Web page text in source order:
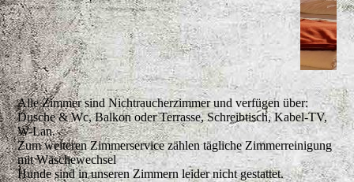
Alle Zimmer sind Nichtraucherzimmer und verfügen über:
Dusche & Wc, Balkon oder Terrasse, Schreibtisch, Kabel-TV,
W-Lan.
Zum weiteren Zimmerservice zählen tägliche Zimmerreinigung
mit Wäschewechsel
Hunde sind in unseren Zimmern leider nicht gestattet.